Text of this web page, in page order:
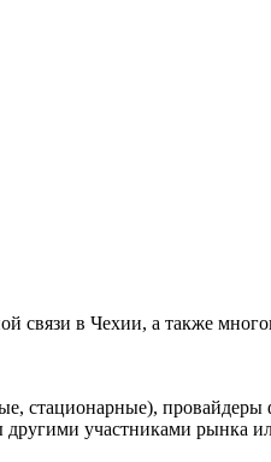
связи в Чехии, а также
стационарные),
участниками рынка